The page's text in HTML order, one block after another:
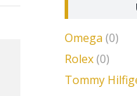
Omega (0)
Rolex(0)
Tommy